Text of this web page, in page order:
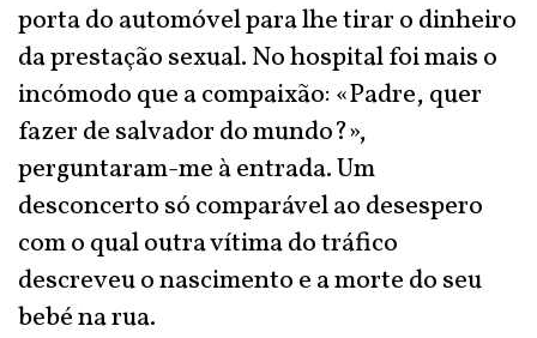
porta do automóvel para lhe tirar o dinheiro
da prestação sexual. No hospital foi mais o
incómodo que a compaixão: «Padre, quer
fazer de salvador do mundo?»,
perguntaram-me à entrada. Um
desconcerto só comparável ao desespero
com o qual outra vítima do tráfico
descreveu o nascimento e a morte do seu
bebé na rua.